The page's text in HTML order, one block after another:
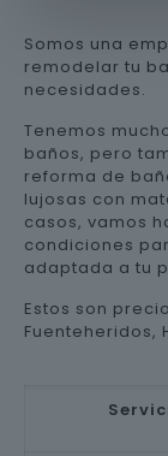
Somos una
remodelar tu
necesidades.
Tenemos
baños, pero
reforma de
lujosas con
casos, vamos
condiciones
adaptada a tu
Estos son
Fuenteheridos,